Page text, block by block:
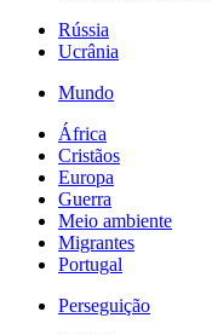
Rússia
Ucrânia
Mundo
África
Cristãos
Europa
Guerra
Meio ambiente
Migrantes
Portugal
Perseguição